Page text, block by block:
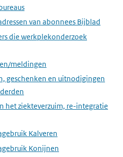
van abonnees Bijblad
die werkplekonderzoek
meldingen
geschenken en uitnodigingen
het ziekteverzuim, re-integratie
Kalveren
Konijnen